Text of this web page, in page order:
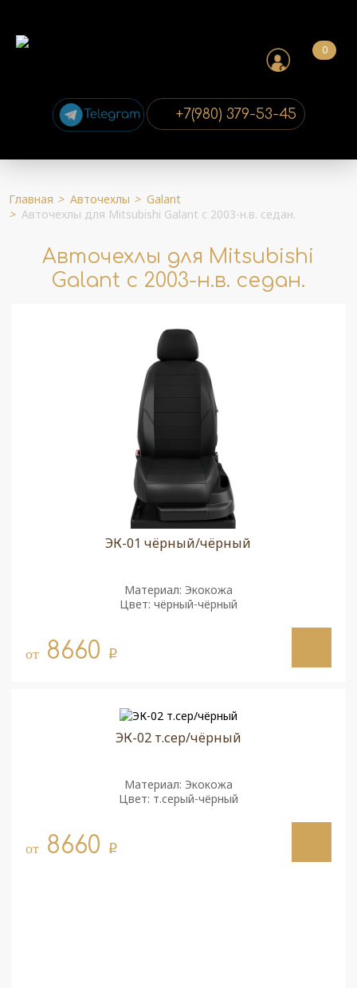
0
+7(980) 379-53-45
Главная > Авточехлы > Galant
> Авточехлы для Mitsubishi Galant с 2003-н.в. седан.
Авточехлы для Mitsubishi
Galant с 2003-н.в. седан.
ЭК-01 чёрный/чёрный
Материал: Экокожа
Цвет: чёрный-чёрный
от8660 q
ЭК-02 т.сер/чёрный
Материал: Экокожа
Цвет: т.серый-чёрный
от8660 q